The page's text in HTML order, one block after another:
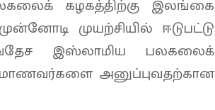
கழகத்திற்கு இலங்கை
முயற்சியில் ஈடுபட்டு
இஸ்லாமிய பலகலைக்
அனுப்புவதற்கான